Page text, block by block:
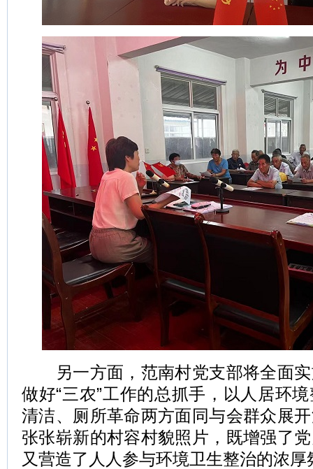
另一方面，范南村党支部将全面实
做好“三农”工作的总抓手，以人居环
清洁、厕所革命两方面同与会群众展
张张崭新的村容村貌照片，既增强了
又营造了人人参与环境卫生整治的浓厚